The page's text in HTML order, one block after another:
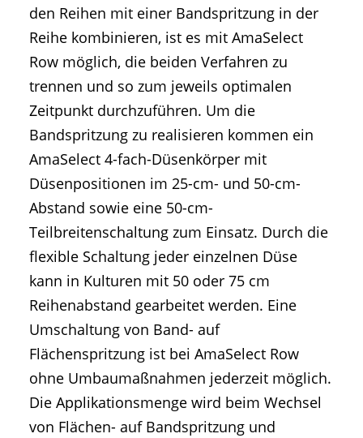
den Reihen mit einer Bandspritzung in der
Reihe kombinieren, ist es mit AmaSelect
Row möglich, die beiden Verfahren zu
trennen und so zum jeweils optimalen
Zeitpunkt durchzuführen. Um die
Bandspritzung zu realisieren kommen ein
AmaSelect 4-fach-Düsenkörper mit
Düsenpositionen im 25-cm- und 50-cm-
Abstand sowie eine 50-cm-
Teilbreitenschaltung zum Einsatz. Durch die
flexible Schaltung jeder einzelnen Düse
kann in Kulturen mit 50 oder 75 cm
Reihenabstand gearbeitet werden. Eine
Umschaltung von Band- auf
Flächenspritzung ist bei AmaSelect Row
ohne Umbaumaßnahmen jederzeit möglich.
Die Applikationsmenge wird beim Wechsel
von Flächen- auf Bandspritzung und